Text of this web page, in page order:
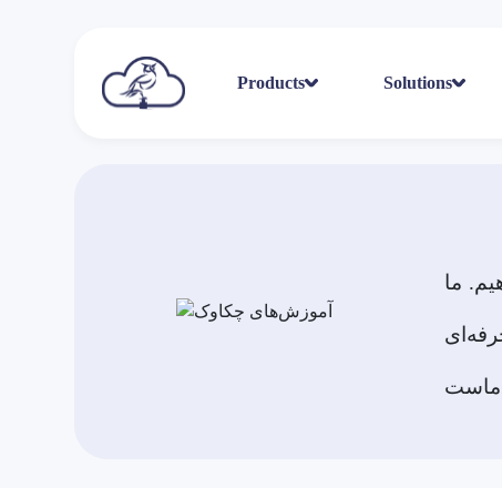
Products Solutions
ما